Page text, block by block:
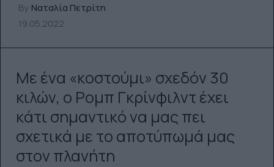
By Ναταλία Πετρίτη
19.05.2022
Με ένα «κοστούμι» σχεδόν 30
κιλών, ο Ρομπ Γκρίνφιλντ έχει
κάτι σημαντικό να μας πει
σχετικά με το αποτύπωμά μας
στον πλανήτη